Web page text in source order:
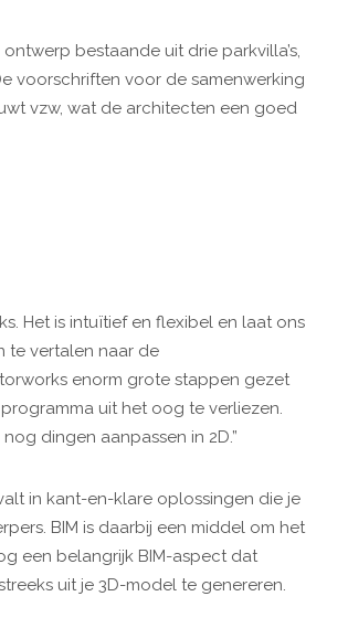
bestaande uit drie parkvilla’s,
voorschriften voor de samenwerking
vzw, wat de architecten een goed
Het is intuïtief en flexibel en laat ons
te vertalen naar de
enorm grote stappen gezet
uit het oog te verliezen.
dingen aanpassen in 2D.”
in kant-en-klare oplossingen die je
BIM is daarbij een middel om het
een belangrijk BIM-aspect dat
uit je 3D-model te genereren.